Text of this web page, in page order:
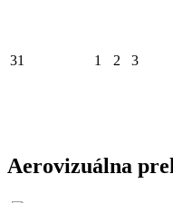
31 1 2 3
Aerovizuálna